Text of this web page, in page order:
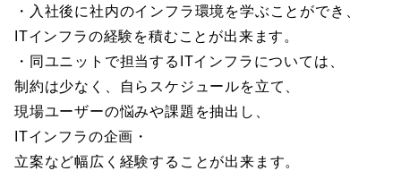
・入社後に社内のインフラ環境を学ぶことができ、
ITインフラの経験を積むことが出来ます。
・同ユニットで担当するITインフラについては、
制約は少なく、自らスケジュールを立て、
現場ユーザーの悩みや課題を抽出し、
ITインフラの企画・
立案など幅広く経験することが出来ます。